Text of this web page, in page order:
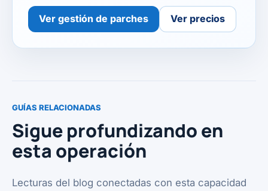
Ver gestión de parches Ver precios
GUÍAS RELACIONADAS
Sigue profundizando en
esta operación
Lecturas del blog conectadas con esta capacidad